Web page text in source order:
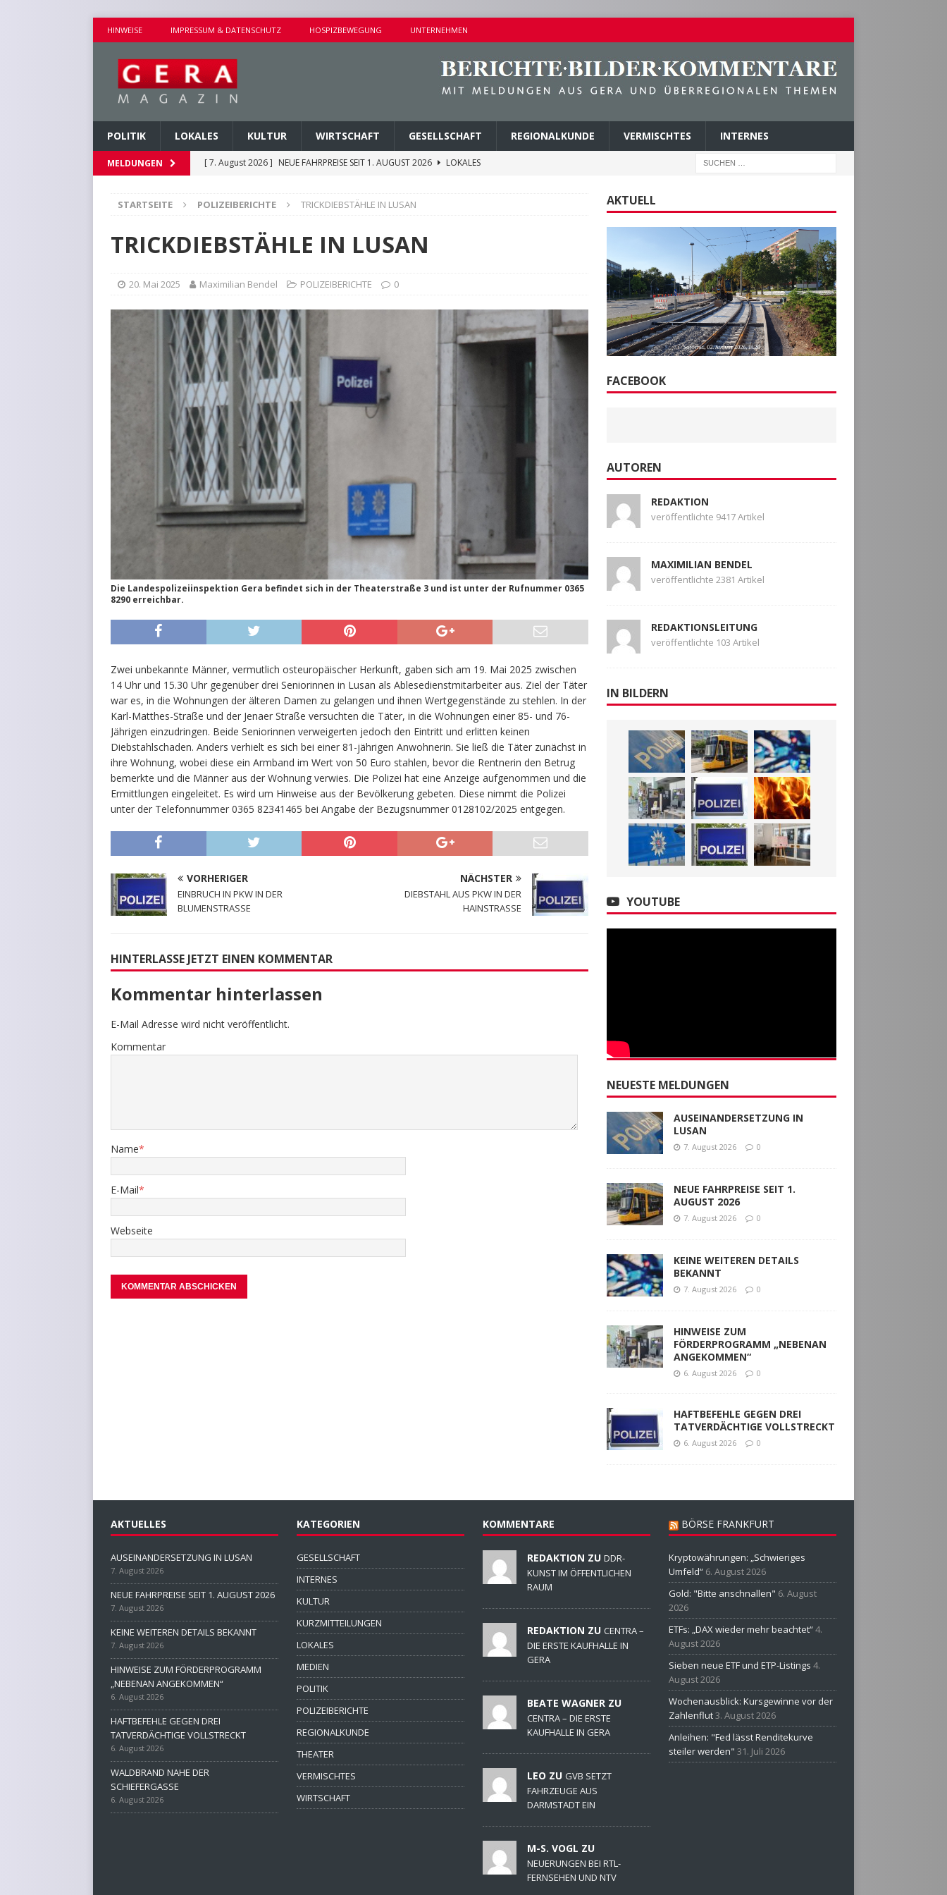
HINWEISE IMPRESSUM & DATENSCHUTZ HOSPIZBEWEGUNG UNTERNEHMEN
POLITIK LOKALES KULTUR WIRTSCHAFT GESELLSCHAFT REGIONALKUNDE VERMISCHTES INTERNES
MELDUNGEN [ 7. August 2026 ] NEUE FAHRPREISE SEIT 1. AUGUST 2026
LOKALES
[ 6. August 2026 ]
HINWEISE ZUM FÖRDERPROGRAMM „NEBENAN ANGEKOMMEN“
KURZMITTEILUNGEN
POLIZEIBERICHTE
STARTSEITE POLIZEIBERICHTE TRICKDIEBSTÄHLE IN LUSAN
TRICKDIEBSTÄHLE IN LUSAN
20. Mai 2025 Maximilian Bendel POLIZEIBERICHTE 0
Die Landespolizeiinspektion Gera befindet sich in der Theaterstraße 3 und ist unter der Rufnummer 0365
8290 erreichbar.
Zwei unbekannte Männer, vermutlich osteuropäischer Herkunft, gaben sich am 19. Mai 2025 zwischen
14 Uhr und 15.30 Uhr gegenüber drei Seniorinnen in Lusan als Ablesedienstmitarbeiter aus. Ziel der Täter
war es, in die Wohnungen der älteren Damen zu gelangen und ihnen Wertgegenstände zu stehlen. In der
Karl-Matthes-Straße und der Jenaer Straße versuchten die Täter, in die Wohnungen einer 85- und 76-
Jährigen einzudringen. Beide Seniorinnen verweigerten jedoch den Eintritt und erlitten keinen
Diebstahlschaden. Anders verhielt es sich bei einer 81-jährigen Anwohnerin. Sie ließ die Täter zunächst in
ihre Wohnung, wobei diese ein Armband im Wert von 50 Euro stahlen, bevor die Rentnerin den Betrug
bemerkte und die Männer aus der Wohnung verwies. Die Polizei hat eine Anzeige aufgenommen und die
Ermittlungen eingeleitet. Es wird um Hinweise aus der Bevölkerung gebeten. Diese nimmt die Polizei
unter der Telefonnummer 0365 82341465 bei Angabe der Bezugsnummer 0128102/2025 entgegen.
VORHERIGER
EINBRUCH IN PKW IN DER
BLUMENSTRASSE
NÄCHSTER
DIEBSTAHL AUS PKW IN DER
HAINSTRASSE
HINTERLASSE JETZT EINEN KOMMENTAR
Kommentar hinterlassen
E-Mail Adresse wird nicht veröffentlicht.
Kommentar
Name*
E-Mail*
Webseite
AKTUELL
FACEBOOK
AUTOREN
REDAKTION
veröffentlichte 9417 Artikel
MAXIMILIAN BENDEL
veröffentlichte 2381 Artikel
REDAKTIONSLEITUNG
veröffentlichte 103 Artikel
IN BILDERN
YOUTUBE
NEUESTE MELDUNGEN
AUSEINANDERSETZUNG IN
LUSAN
7. August 2026 0
NEUE FAHRPREISE SEIT 1.
AUGUST 2026
7. August 2026 0
KEINE WEITEREN DETAILS
BEKANNT
7. August 2026 0
HINWEISE ZUM
FÖRDERPROGRAMM „NEBENAN
ANGEKOMMEN“
6. August 2026 0
HAFTBEFEHLE GEGEN DREI
TATVERDÄCHTIGE VOLLSTRECKT
6. August 2026 0
AKTUELLES
AUSEINANDERSETZUNG IN LUSAN
7. August 2026
NEUE FAHRPREISE SEIT 1. AUGUST 2026
7. August 2026
KEINE WEITEREN DETAILS BEKANNT
7. August 2026
HINWEISE ZUM FÖRDERPROGRAMM
„NEBENAN ANGEKOMMEN“
6. August 2026
HAFTBEFEHLE GEGEN DREI
TATVERDÄCHTIGE VOLLSTRECKT
6. August 2026
WALDBRAND NAHE DER
SCHIEFERGASSE
6. August 2026
KATEGORIEN
GESELLSCHAFT
INTERNES
KULTUR
KURZMITTEILUNGEN
LOKALES
MEDIEN
POLITIK
POLIZEIBERICHTE
REGIONALKUNDE
THEATER
VERMISCHTES
WIRTSCHAFT
KOMMENTARE
REDAKTION ZU DDR-
KUNST IM ÖFFENTLICHEN
RAUM
REDAKTION ZU CENTRA –
DIE ERSTE KAUFHALLE IN
GERA
BEATE WAGNER ZU
CENTRA – DIE ERSTE
KAUFHALLE IN GERA
LEO ZU GVB SETZT
FAHRZEUGE AUS
DARMSTADT EIN
M-S. VOGL ZU
NEUERUNGEN BEI RTL-
FERNSEHEN UND NTV
BÖRSE FRANKFURT
Kryptowährungen: „Schwieriges
Umfeld“ 6. August 2026
Gold: "Bitte anschnallen" 6. August
2026
ETFs: „DAX wieder mehr beachtet“4.
August 2026
Sieben neue ETF und ETP-Listings 4.
August 2026
Wochenausblick: Kursgewinne vor der
Zahlenflut3. August 2026
Anleihen: "Fed lässt Renditekurve
steiler werden" 31. Juli 2026